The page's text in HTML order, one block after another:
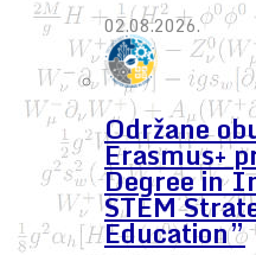
02.08.2026.
Održane
Erasmus+
Degree in
STEM
Education”